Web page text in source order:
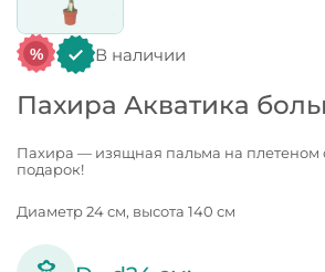
% В наличии
Пахира Акватика
Пахира — изящная пальма на плетеном
подарок!
Диаметр 24 см, высота 140 см